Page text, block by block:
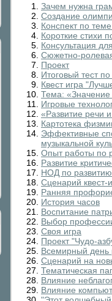
Зачем нужна
Создание
Конспект по
Короткие стихи
Консультация
Сюжетно-
Проект
Итоговый тест
Квест игра
Тема: «Значение
Игровые
«Развитие речи
Картотека
Эффективные
музыкальной
Опыт работы по
Развитие
НОД по
Сценарий квест-
Ранняя
История часов
Воспитание
Выбор
Своя игра
Проект "Чудо-
Всемирный день
Сценарий на
Тематическая
Влияние
Влияние